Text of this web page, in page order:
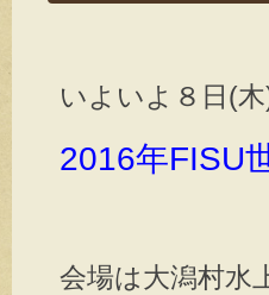
いよいよ８日(
2016年FISU
会場は大潟村水